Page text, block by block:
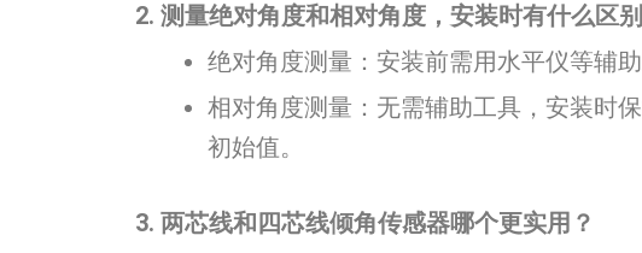
2. 测量绝对角度和相对角度，安装时有什么区
绝对角度测量：安装前需用水平仪等辅
相对角度测量：无需辅助工具，安装时
初始值。
3. 两芯线和四芯线倾角传感器哪个更实用？